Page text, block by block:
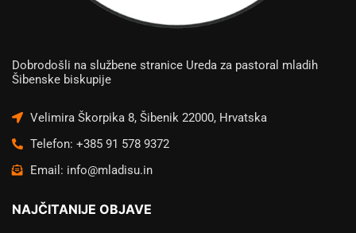
Dobrodošli na službene stranice Ureda za pastoral mladih
Šibenske biskupije
Velimira Škorpika 8, Šibenik 22000, Hrvatska
Telefon: +385 91 578 9372
Email: info@mladisu.in
NAJČITANIJE OBJAVE